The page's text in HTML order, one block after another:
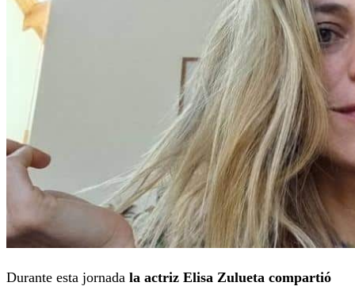
Durante esta jornada la actriz Elisa Zulueta compartió